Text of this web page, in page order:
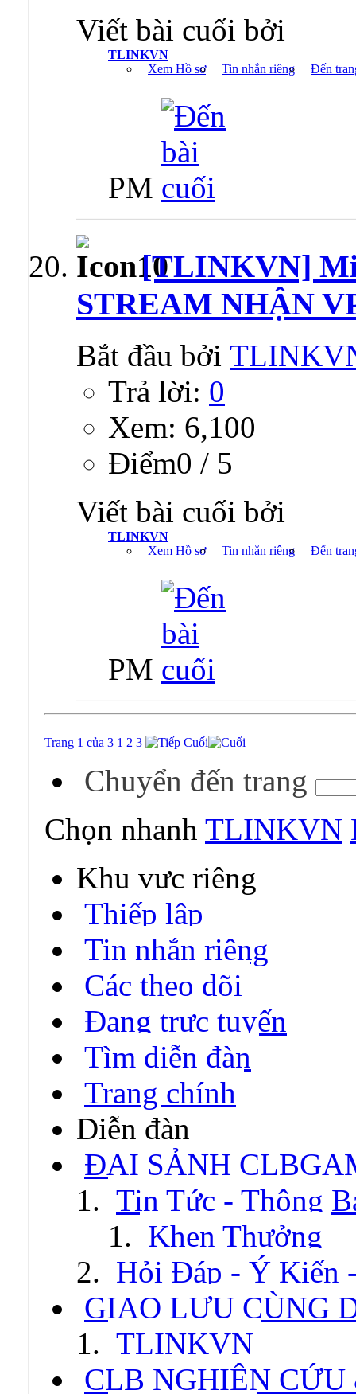
Viết bài cuối bởi
TLINKVN
Xem Hồ sơ
Tin nhắn riêng Đến
PM
[TLINKVN]
STREAM NHẬN
Bắt đầu bởi
Trả lời: 0
Xem: 6,100
Ðiểm0 / 5
Viết bài cuối bởi
TLINKVN
Xem Hồ sơ
Tin nhắn riêng Đến
PM
Trang 1 của 3 1 2 3 Cuối
Chuyển đến trang
Chọn nhanh TLINKVN
Khu vực riêng
Thiếp lập
Tin nhắn riêng
Các theo dõi
Đang trực tuyến
Tìm diễn đàn
Trang chính
Diễn đàn
ĐẠI SẢNH
Tin Tức - Thông
Khen Thưởng
Hỏi Đáp - Ý Kiến
GIAO LƯU CÙNG
TLINKVN
CLB NGHIÊN